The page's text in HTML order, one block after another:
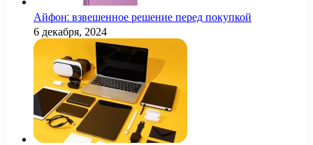
Айфон: взвешенное решение перед покупкой
6 декабря, 2024